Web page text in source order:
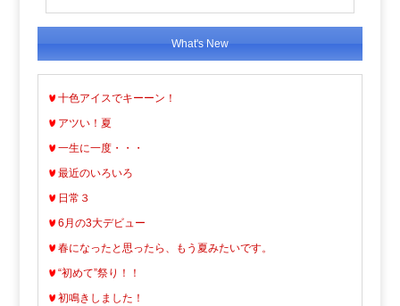
What's New
十色アイスでキーーン！
アツい！夏
一生に一度・・・
最近のいろいろ
日常３
6月の3大デビュー
春になったと思ったら、もう夏みたいです。
“初めて”祭り！！
初鳴きしました！